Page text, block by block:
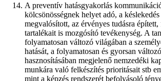
A preventív hatásgyakorlás
kölcsönösségnek helyet adó, a
megvalósított, az érvényes tudásra épített,
tartalékait is mozgósító tevékenység. A
folyamatosan változó világában a
hatását, a folyamatosan és gyorsan
hasznosításában megjelenő nemzedéki
munkára való felkészítés prioritásait stb
mint a képzés rendszerét befolyásoló